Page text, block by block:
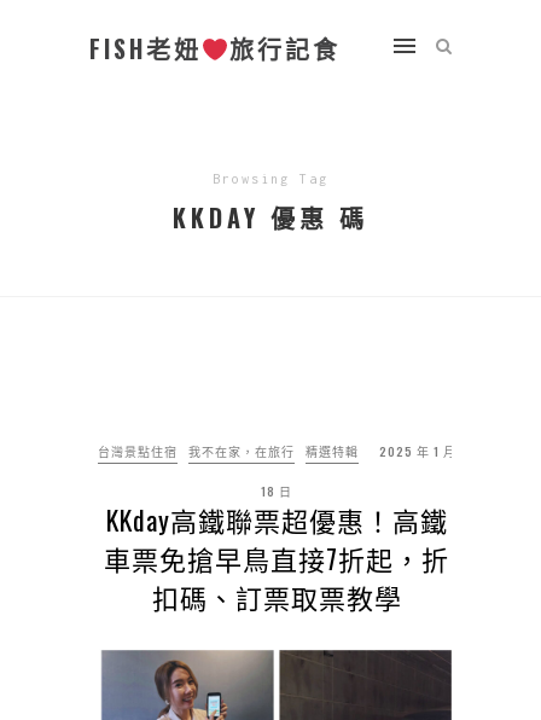
FISH老妞 旅行記食
Browsing Tag
KKDAY 優惠 碼
台灣景點住宿 我不在家，在旅行 精選特輯 2025 年 1 月
18 日
KKday高鐵聯票超優惠！高鐵
車票免搶早鳥直接7折起，折
扣碼、訂票取票教學